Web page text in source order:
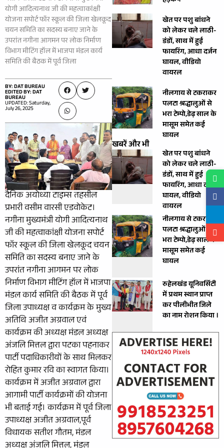
योगी आदित्यनाथ जी की महत्वाकांक्षी
योजना सपोर्ट फॉर स्कूल की जिला खेलकूद
चयन समिति का सदस्य बनाए जाने के
उपरांत नगीना आगमन पर लोक निर्माण
विभाग मीटिंग हॉल में भाजपा मंडल कार्य
समिति की बैठक में पूर्व जिला
BY: DAT BUREAU
EDITED BY: DAT
BUREAU
UPDATED: Saturday,
July 26, 2025
दैनिक अयोध्या टाइम्स तहसील
प्रभारी वसीम वारसी एडवोकेट।
नगीना मुख्यमंत्री योगी आदित्यनाथ
जी की महत्वाकांक्षी योजना सपोर्ट
फॉर स्कूल की जिला खेलकूद चयन
समिति का सदस्य बनाए जाने के
उपरांत नगीना आगमन पर लोक
निर्माण विभाग मीटिंग हॉल में भाजपा
मंडल कार्य समिति की बैठक में पूर्व
जिला उपाध्यक्ष व कार्यक्रम के मुख्य
अतिथि अजीत अग्रवाल एवं
कार्यक्रम की अध्यक्ष मंडल अध्यक्ष
अंजलि मित्तल द्वारा पटका पहनाकर
पार्टी पदाधिकारीयों के साथ मिलकर
रोहित कुमार रवि का स्वागत किया।
कार्यक्रम में अजीत अग्रवाल द्वारा
आगामी पार्टी कार्यक्रमों की योजना
भी बताई गई। कार्यक्रम में पूर्व जिला
उपाध्यक्ष अजीत अग्रवाल,पूर्व
विधायक सतीश गौतम, मंडल
खेत पर पशु बांधने
को लेकर चले लाठी-
डंडों, साथ में हुई
फायरिंग, आधा दर्जन
घायल, वीडियो
वायरल
नीलगाय से टकराकर
पलटा श्रद्धालुओं से
भरा टेम्पो,डेढ़ साल के
मासूम समेत कई
घायल
खबरें और भी
खेत पर पशु बांधने
को लेकर चले लाठी-
डंडों, साथ में हुई
फायरिंग, आधा दर्जन
घायल, वीडियो
वायरल
नीलगाय से टकराकर
पलटा श्रद्धालुओं से
भरा टेम्पो,डेढ़ साल के
मासूम समेत कई
घायल
रुहेलखंड यूनिवर्सिटी
में प्रथम स्थान प्राप्त
कर पीलीभीत जिले
का नाम रोशन किया ।